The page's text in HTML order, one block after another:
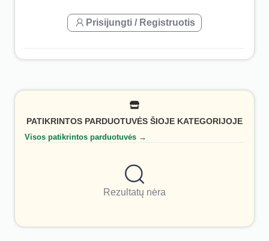
Prisijungti / Registruotis
PATIKRINTOS PARDUOTUVĖS ŠIOJE KATEGORIJOJE
Visos patikrintos parduotuvės →
Rezultatų nėra